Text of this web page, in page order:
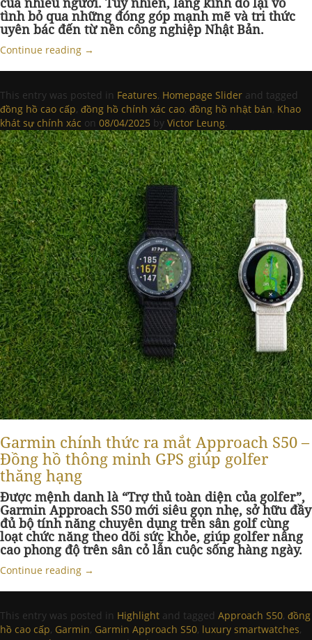
tình bỏ qua những đóng góp mạnh mẽ và tri thức
uyên bác đến từ nền công nghiệp Nhật Bản.
Continue reading →
This entry was posted in Features, Homepage Slider and tagged
đồng hồ cao cấp, đồng hồ chính xác cao, đồng hồ nhật bản, Khao
khát sự chính xác on 08/04/2025 by Victor Leung.
Garmin chính thức ra mắt Approach S50 –
Đồng hồ thông minh GPS giúp golfer
thăng hạng
Được mệnh danh là “Trợ thủ toàn diện của golfer”,
Garmin Approach S50 mới siêu gọn nhẹ, sở hữu đầy
đủ bộ tính năng chuyên dụng trên sân golf cùng
loạt chức năng theo dõi sức khỏe, giúp golfer nâng
cao phong độ trên sân cỏ lẫn cuộc sống hàng ngày.
Continue reading →
This entry was posted in Highlight and tagged Approach S50, đồng
hồ cao cấp, Garmin, Garmin Approach S50, luxury smartwatches,